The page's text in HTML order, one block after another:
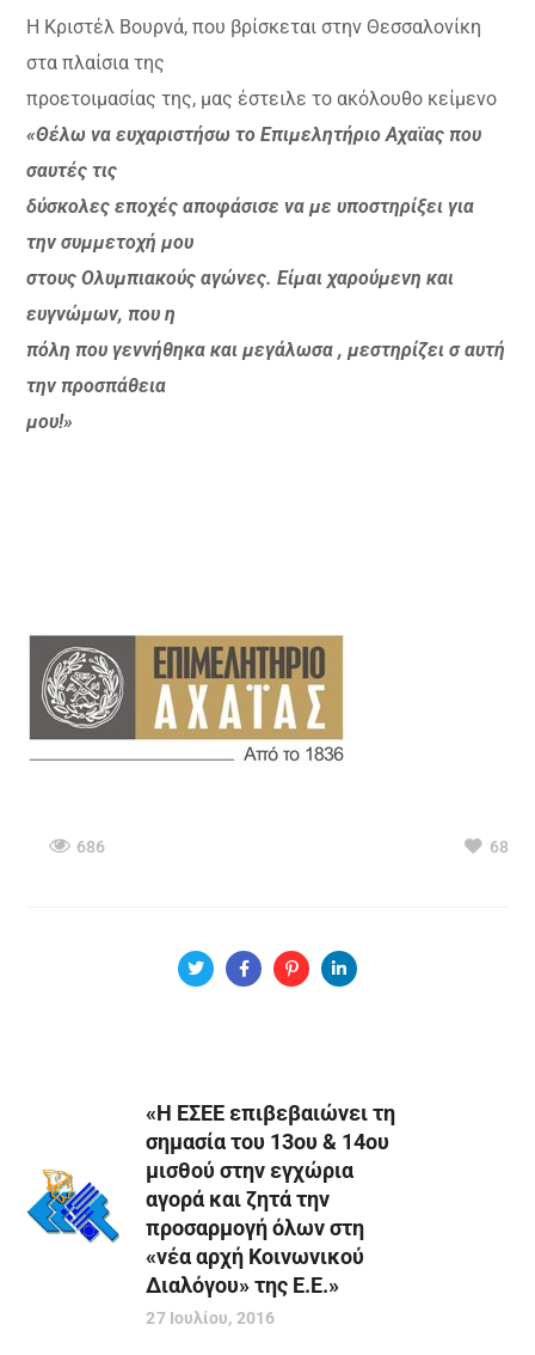
Η Κριστέλ Βουρνά, που βρίσκεται στην Θεσσαλονίκη
στα πλαίσια της
προετοιμασίας της, μας έστειλε το ακόλουθο κείμενο
«Θέλω να ευχαριστήσω το Επιμελητήριο Αχαϊας που
σαυτές τις
δύσκολες εποχές αποφάσισε να με υποστηρίξει για
την συμμετοχή μου
στους Ολυμπιακούς αγώνες. Είμαι χαρούμενη και
ευγνώμων, που η
πόλη που γεννήθηκα και μεγάλωσα , μεστηρίζει σ αυτή
την προσπάθεια
μου!»
686 68
«Η ΕΣΕΕ επιβεβαιώνει τη
σημασία του 13ου & 14ου
μισθού στην εγχώρια
αγορά και ζητά την
προσαρμογή όλων στη
«νέα αρχή Κοινωνικού
Διαλόγου» της Ε.Ε.»
27 Ιουλίου, 2016